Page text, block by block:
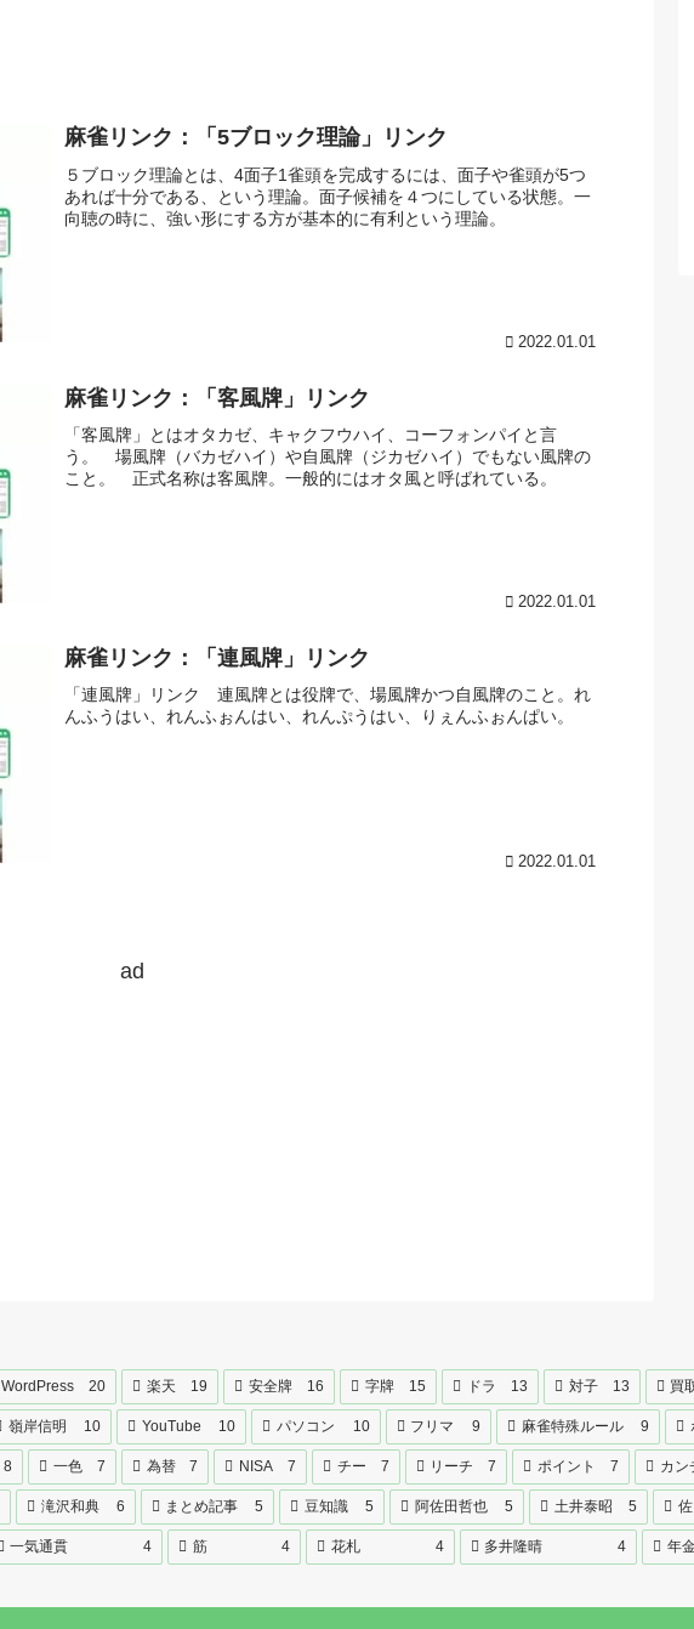
麻雀リンク：「5ブロック理論」リンク
５ブロック理論とは、4面子1雀頭を完成するには、面子や雀頭が5つ
あれば十分である、という理論。面子候補を４つにしている状態。一
向聴の時に、強い形にする方が基本的に有利という理論。
2022.01.01
麻雀リンク：「客風牌」リンク
「客風牌」とはオタカゼ、キャクフウハイ、コーフォンパイと言
う。 場風牌（バカゼハイ）や自風牌（ジカゼハイ）でもない風牌の
こと。 正式名称は客風牌。一般的にはオタ風と呼ばれている。
2022.01.01
麻雀リンク：「連風牌」リンク
「連風牌」リンク 連風牌とは役牌で、場風牌かつ自風牌のこと。れ
んふうはい、れんふぉんはい、れんぷうはい、りぇんふぉんぱい。
2022.01.01
ad
WordPress 20 楽天 19 安全牌 16 字牌 15 ドラ 13 対子 13 買
嶺岸信明 10 YouTube 10 パソコン 10 フリマ 9 麻雀特殊ルール 9
8 一色 7 為替 7 NISA 7 チー 7 リーチ 7 ポイント 7 カン
滝沢和典 6 まとめ記事 5 豆知識 5 阿佐田哲也 5 土井泰昭 5
一気通貫 4 筋 4 花札 4 多井隆晴 4 年